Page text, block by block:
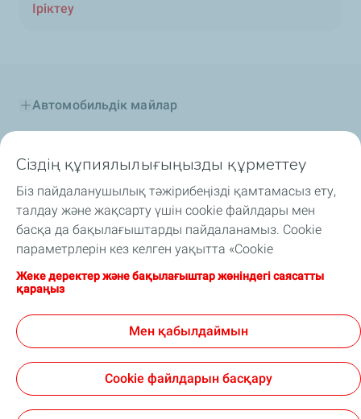
Іріктеу
Автомобильдік майлар
Отын қоспалар
Арнайы сұйықтықтар
Автоспорт және TotalEnergies
TotalEnergies Орталық Азияда
Назар аударыңыз Науқан
Сіздің құпиялылығыңызды құрметтеу
Біз пайдаланушылық тәжірибеңізді қамтамасыз ету,
талдау және жақсарту үшін cookie файлдары мен
басқа да бақылағыштарды пайдаланамыз. Cookie
параметрлерін кез келген уақытта «Cookie
файлдарымды басқару» түймесін басу арқылы
өзгертуіңізге болады. Сіз «Қабылдау» түймесін басу
алатынымызға келісесіз. Егер «Қабылдамау»
түймесін бассаңыз, сайттың дұрыс жұмыс істеуін
қажет техникалық cookie файлдары ғана
пайдаланылатын болады. Қосымша ақпаратты
Жеке деректер және бақылағыштар жөніндегі саясатты
қараңыз
Мен қабылдаймын
Cookie файлдарын басқару